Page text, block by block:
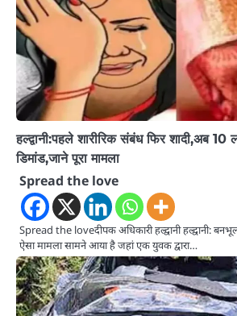
हल्द्वानी:पहले शारीरिक संबंध फिर शादी,अब
डिमांड,जाने पूरा मामला
Spread the love
Spread the loveदीपक अधिकारी हल्द्वानी हल्द्वानी:
ऐसा मामला सामने आया है जहां एक युवक द्वारा…